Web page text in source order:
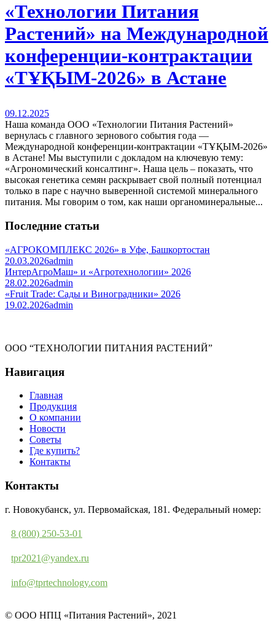
«Технологии Питания
Растений» на Международной
конференции-контрактации
«ТҰҚЫМ-2026» в Астане
09.12.2025
Наша команда ООО «Технологии Питания Растений»
вернулась с главного зернового события года —
Международной конференции-контрактации «ТҰҚЫМ-2026»
в Астане! Мы выступили с докладом на ключевую тему:
«Агрономический консалтинг». Наша цель – показать, что
высокая генетика семян раскрывает свой полный потенциал
только в паре с научно выверенной системой минерального
питания. Мы говорим о том, как наши органоминеральные...
Последние статьи
«АГРОКОМПЛЕКС 2026» в Уфе, Башкортостан
20.03.2026admin
ИнтерАгроМаш» и «Агротехнологии» 2026
28.02.2026admin
«Fruit Trade: Сады и Виноградники» 2026
19.02.2026admin
ООО “ТЕХНОЛОГИИ ПИТАНИЯ РАСТЕНИЙ”
Навигация
Главная
Продукция
О компании
Новости
Советы
Где купить?
Контакты
Контакты
г. Новокубанск, ул. Первомайская, 181. Федеральный номер:
8 (800) 250-53-01
tpr2021@yandex.ru
info@tprtechnology.com
© ООО НПЦ «Питания Растений», 2021